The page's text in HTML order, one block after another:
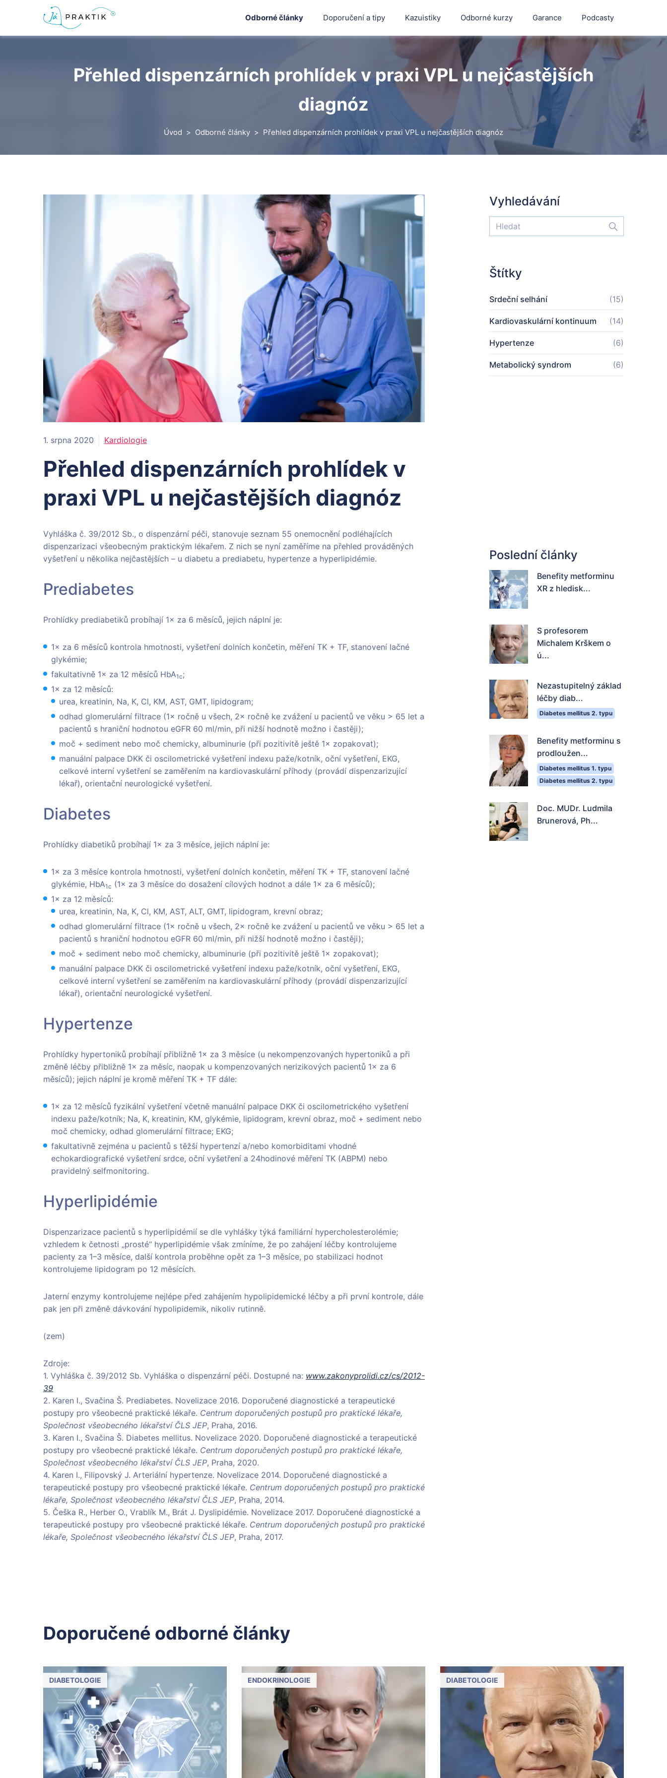
Odborné články Doporučení a tipy Kazuistiky Odborné kurzy Garance Podcasty
Přehled dispenzárních prohlídek v praxi VPL u nejčastějších
diagnóz
Úvod Odborné články Přehled dispenzárních prohlídek v praxi VPL u nejčastějších diagnóz
1. srpna 2020 Kardiologie
Přehled dispenzárních prohlídek v
praxi VPL u nejčastějších diagnóz
Vyhláška č. 39/2012 Sb., o dispenzární péči, stanovuje seznam 55 onemocnění podléhajících
dispenzarizaci všeobecným praktickým lékařem. Z nich se nyní zaměříme na přehled prováděných
vyšetření u několika nejčastějších – u diabetu a prediabetu, hypertenze a hyperlipidémie.
Prediabetes
Prohlídky prediabetiků probíhají 1× za 6 měsíců, jejich náplní je:
1× za 6 měsíců kontrola hmotnosti, vyšetření dolních končetin, měření TK + TF, stanovení lačné
glykémie;
fakultativně 1× za 12 měsíců HbA1c;
1× za 12 měsíců:
urea, kreatinin, Na, K, Cl, KM, AST, GMT, lipidogram;
odhad glomerulární filtrace (1× ročně u všech, 2× ročně ke zvážení u pacientů ve věku > 65 let a
pacientů s hraniční hodnotou eGFR 60 ml/min, při nižší hodnotě možno i častěji);
moč + sediment nebo moč chemicky, albuminurie (při pozitivitě ještě 1× zopakovat);
manuální palpace DKK či oscilometrické vyšetření indexu paže/kotník, oční vyšetření, EKG,
celkové interní vyšetření se zaměřením na kardiovaskulární příhody (provádí dispenzarizující
lékař), orientační neurologické vyšetření.
Diabetes
Prohlídky diabetiků probíhají 1× za 3 měsíce, jejich náplní je:
1× za 3 měsíce kontrola hmotnosti, vyšetření dolních končetin, měření TK + TF, stanovení lačné
glykémie, HbA1c (1× za 3 měsíce do dosažení cílových hodnot a dále 1× za 6 měsíců);
1× za 12 měsíců:
urea, kreatinin, Na, K, Cl, KM, AST, ALT, GMT, lipidogram, krevní obraz;
odhad glomerulární filtrace (1× ročně u všech, 2× ročně ke zvážení u pacientů ve věku > 65 let a
pacientů s hraniční hodnotou eGFR 60 ml/min, při nižší hodnotě možno i častěji);
moč + sediment nebo moč chemicky, albuminurie (při pozitivitě ještě 1× zopakovat);
manuální palpace DKK či oscilometrické vyšetření indexu paže/kotník, oční vyšetření, EKG,
celkové interní vyšetření se zaměřením na kardiovaskulární příhody (provádí dispenzarizující
lékař), orientační neurologické vyšetření.
Hypertenze
Prohlídky hypertoniků probíhají přibližně 1× za 3 měsíce (u nekompenzovaných hypertoniků a při
změně léčby přibližně 1× za měsíc, naopak u kompenzovaných nerizikových pacientů 1× za 6
měsíců); jejich náplní je kromě měření TK + TF dále:
1× za 12 měsíců fyzikální vyšetření včetně manuální palpace DKK či oscilometrického vyšetření
indexu paže/kotník; Na, K, kreatinin, KM, glykémie, lipidogram, krevní obraz, moč + sediment nebo
moč chemicky, odhad glomerulární filtrace; EKG;
fakultativně zejména u pacientů s těžší hypertenzí a/nebo komorbiditami vhodné
echokardiografické vyšetření srdce, oční vyšetření a 24hodinové měření TK (ABPM) nebo
pravidelný selfmonitoring.
Hyperlipidémie
Dispenzarizace pacientů s hyperlipidémií se dle vyhlášky týká familiární hypercholesterolémie;
vzhledem k četnosti „prosté“ hyperlipidémie však zmíníme, že po zahájení léčby kontrolujeme
pacienty za 1–3 měsíce, další kontrola proběhne opět za 1–3 měsíce, po stabilizaci hodnot
kontrolujeme lipidogram po 12 měsících.
Jaterní enzymy kontrolujeme nejlépe před zahájením hypolipidemické léčby a při první kontrole, dále
pak jen při změně dávkování hypolipidemik, nikoliv rutinně.
(zem)
Zdroje:
1. Vyhláška č. 39/2012 Sb. Vyhláška o dispenzární péči. Dostupné na: www.zakonyprolidi.cz/cs/2012-
39
2. Karen I., Svačina Š. Prediabetes. Novelizace 2016. Doporučené diagnostické a terapeutické
postupy pro všeobecné praktické lékaře. Centrum doporučených postupů pro praktické lékaře,
Společnost všeobecného lékařství ČLS JEP, Praha, 2016.
3. Karen I., Svačina Š. Diabetes mellitus. Novelizace 2020. Doporučené diagnostické a terapeutické
postupy pro všeobecné praktické lékaře. Centrum doporučených postupů pro praktické lékaře,
Společnost všeobecného lékařství ČLS JEP, Praha, 2020.
4. Karen I., Filipovský J. Arteriální hypertenze. Novelizace 2014. Doporučené diagnostické a
terapeutické postupy pro všeobecné praktické lékaře. Centrum doporučených postupů pro praktické
lékaře, Společnost všeobecného lékařství ČLS JEP, Praha, 2014.
5. Češka R., Herber O., Vrablík M., Brát J. Dyslipidémie. Novelizace 2017. Doporučené diagnostické a
terapeutické postupy pro všeobecné praktické lékaře. Centrum doporučených postupů pro praktické
lékaře, Společnost všeobecného lékařství ČLS JEP, Praha, 2017.
Vyhledávání
Štítky
Srdeční selhání (15)
Kardiovaskulární kontinuum (14)
Hypertenze (6)
Metabolický syndrom (6)
Poslední články
Benefity metforminu
XR z hledisk...
S profesorem
Michalem Krškem o
ú...
Nezastupitelný základ
léčby diab...
Diabetes mellitus 2. typu
Benefity metforminu s
prodloužen...
Diabetes mellitus 1. typu
Diabetes mellitus 2. typu
Doc. MUDr. Ludmila
Brunerová, Ph...
Doporučené odborné články
DIABETOLOGIE ENDOKRINOLOGIE DIABETOLOGIE